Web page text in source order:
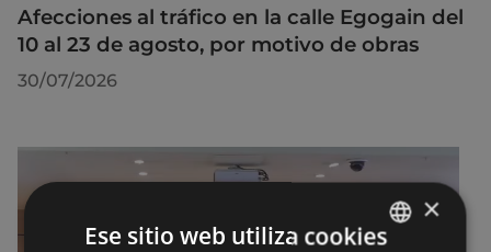
Afecciones al tráfico en la calle Egogain del
10 al 23 de agosto, por motivo de obras
30/07/2026
×
Ese sitio web utiliza cookies